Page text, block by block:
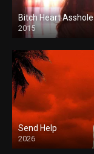
Bitch Heart Asshole
2015
Send Help
2026